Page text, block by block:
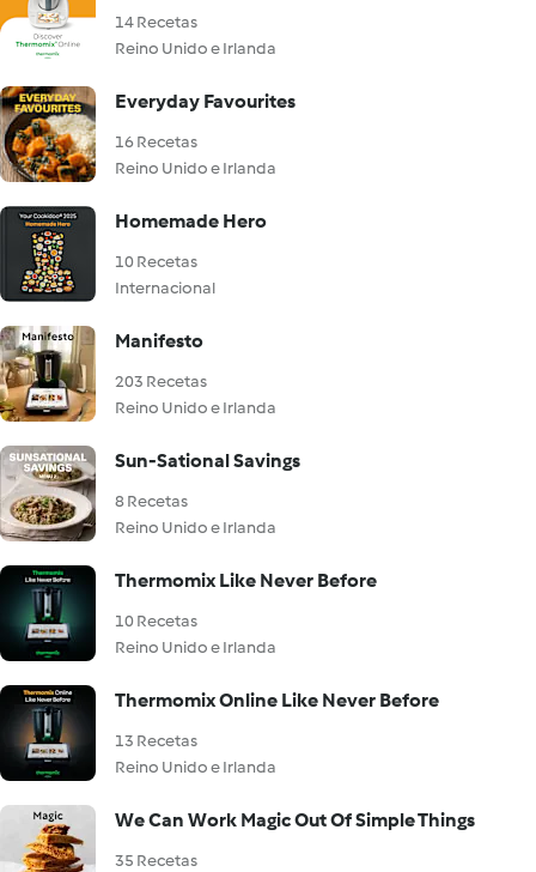
14 Recetas
Reino Unido e Irlanda
Everyday Favourites
16 Recetas
Reino Unido e Irlanda
Homemade Hero
10 Recetas
Internacional
Manifesto
203 Recetas
Reino Unido e Irlanda
Sun-Sational Savings
8 Recetas
Reino Unido e Irlanda
Thermomix Like Never Before
10 Recetas
Reino Unido e Irlanda
Thermomix Online Like Never Before
13 Recetas
Reino Unido e Irlanda
We Can Work Magic Out Of Simple Things
35 Recetas